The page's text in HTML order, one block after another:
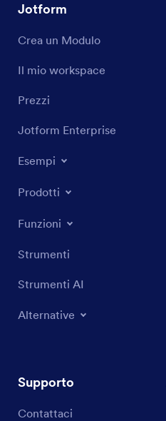
Jotform
Crea un Modulo
Il mio workspace
Prezzi
Jotform Enterprise
Esempi
Prodotti
Funzioni
Strumenti
Strumenti AI
Alternative
Supporto
Contattaci